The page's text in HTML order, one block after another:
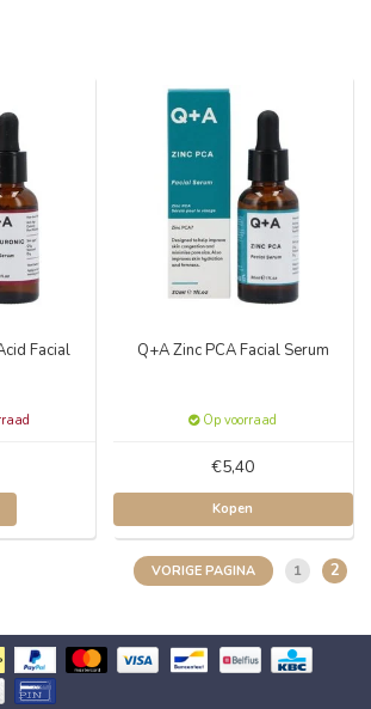
Facial
Q+A Zinc PCA Facial Serum
Op voorraad
€5,40
Kopen
VORIGE PAGINA 1 2